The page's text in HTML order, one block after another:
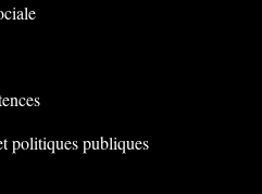
politiques publiques